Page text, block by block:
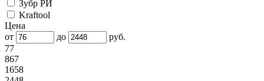
Зубр РИ
Kraftool
Цена
от
до
руб.
77
867
1658